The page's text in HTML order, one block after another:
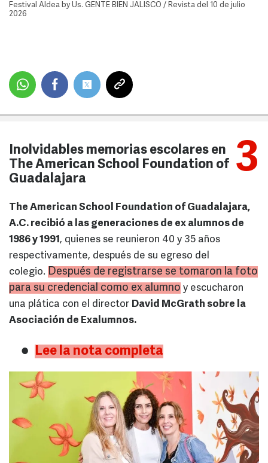
Festival Aldea by Us. GENTE BIEN JALISCO / Revista del 10 de julio
2026
3
Inolvidables memorias escolares en
The American School Foundation of
Guadalajara
The American School Foundation of Guadalajara,
A.C. recibió a las generaciones de ex alumnos de
1986 y 1991 , quienes se reunieron 40 y 35 años
respectivamente, después de su egreso del
colegio. Después de registrarse se tomaron la foto
para su credencial como ex alumno y escucharon
una plática con el director David McGrath sobre la
Asociación de Exalumnos.
Lee la nota completa